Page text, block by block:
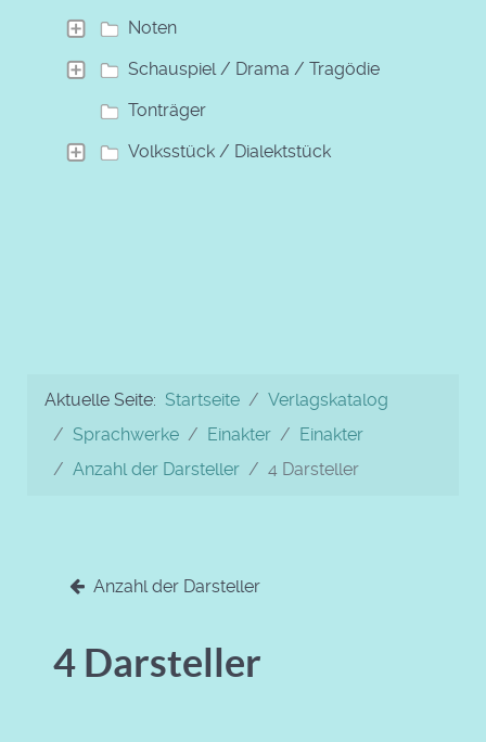
Noten
Schauspiel / Drama / Tragödie
Tonträger
Volksstück / Dialektstück
Aktuelle Seite: Startseite
Verlagskatalog
Sprachwerke
Einakter
Einakter
Anzahl der Darsteller
4 Darsteller
Anzahl der Darsteller
4 Darsteller